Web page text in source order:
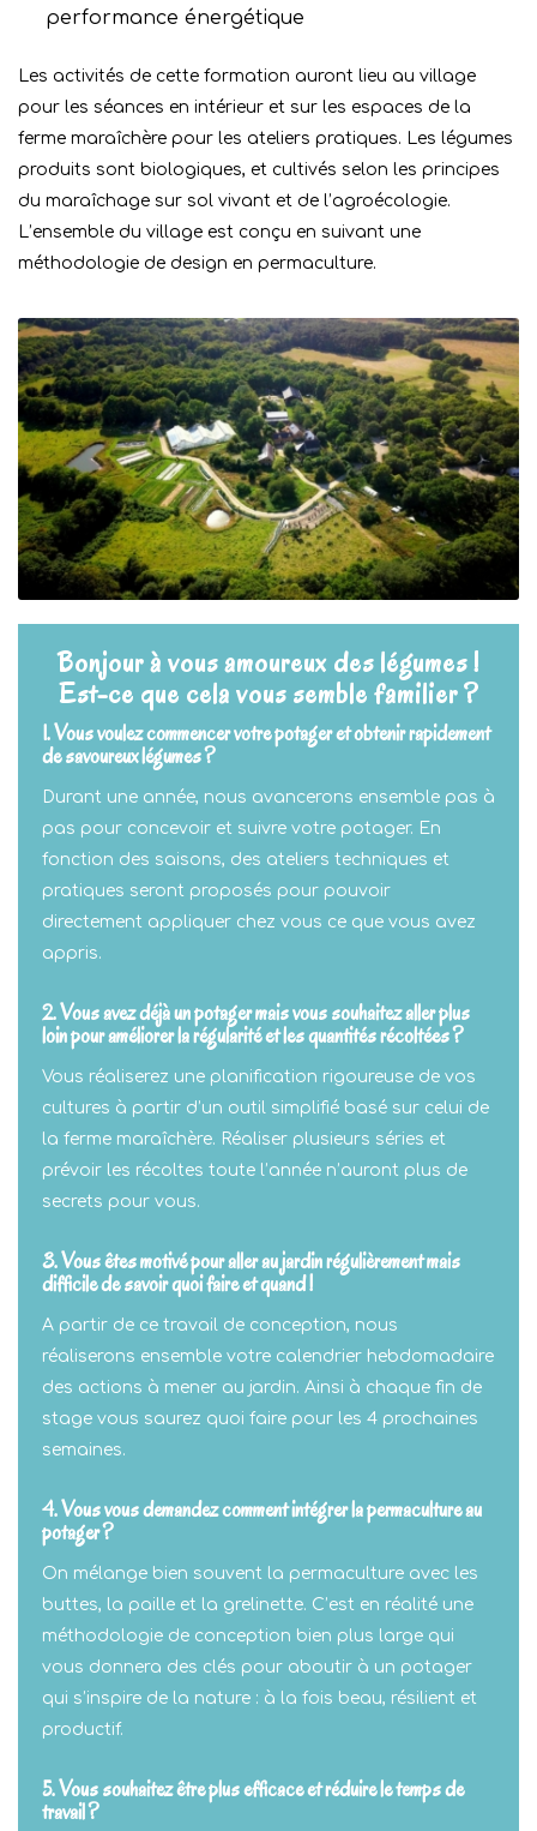
performance énergétique
Les activités de cette formation auront lieu au village
pour les séances en intérieur et sur les espaces de la
ferme maraîchère pour les ateliers pratiques. Les légumes
produits sont biologiques, et cultivés selon les principes
du maraîchage sur sol vivant et de l’agroécologie.
L’ensemble du village est conçu en suivant une
méthodologie de design en permaculture.
Bonjour à vous amoureux des légumes !
Est-ce que cela vous semble familier ?
1. Vous voulez commencer votre potager et obtenir rapidement
de savoureux légumes ?
Durant une année, nous avancerons ensemble pas à
pas pour concevoir et suivre votre potager. En
fonction des saisons, des ateliers techniques et
pratiques seront proposés pour pouvoir
directement appliquer chez vous ce que vous avez
appris.
2. Vous avez déjà un potager mais vous souhaitez aller plus
loin pour améliorer la régularité et les quantités récoltées ?
Vous réaliserez une planification rigoureuse de vos
cultures à partir d’un outil simplifié basé sur celui de
la ferme maraîchère. Réaliser plusieurs séries et
prévoir les récoltes toute l’année n’auront plus de
secrets pour vous.
3. Vous êtes motivé pour aller au jardin régulièrement mais
difficile de savoir quoi faire et quand !
A partir de ce travail de conception, nous
réaliserons ensemble votre calendrier hebdomadaire
des actions à mener au jardin. Ainsi à chaque fin de
stage vous saurez quoi faire pour les 4 prochaines
semaines.
4. Vous vous demandez comment intégrer la permaculture au
potager ?
On mélange bien souvent la permaculture avec les
buttes, la paille et la grelinette. C’est en réalité une
méthodologie de conception bien plus large qui
vous donnera des clés pour aboutir à un potager
qui s’inspire de la nature : à la fois beau, résilient et
productif.
5. Vous souhaitez être plus efficace et réduire le temps de
travail ?